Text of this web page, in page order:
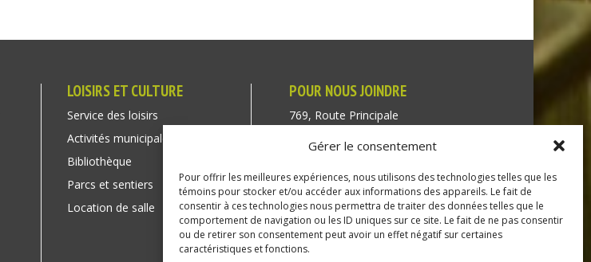
Gérer le consentement
Pour offrir les meilleures expériences, nous utilisons des technologies telles que les
témoins pour stocker et/ou accéder aux informations des appareils. Le fait de
consentir à ces technologies nous permettra de traiter des données telles que le
comportement de navigation ou les ID uniques sur ce site. Le fait de ne pas consentir
ou de retirer son consentement peut avoir un effet négatif sur certaines
caractéristiques et fonctions.
LOISIRS ET CULTURE
Service des loisirs
Activités municipales
Bibliothèque
Parcs et sentiers
Location de salle
POUR NOUS JOINDRE
769, Route Principale
Québec J0P 1P1
Téléphone : (450) 451-5203
Direction générale :
dir@tressaintredempteur.ca
Administration générale :